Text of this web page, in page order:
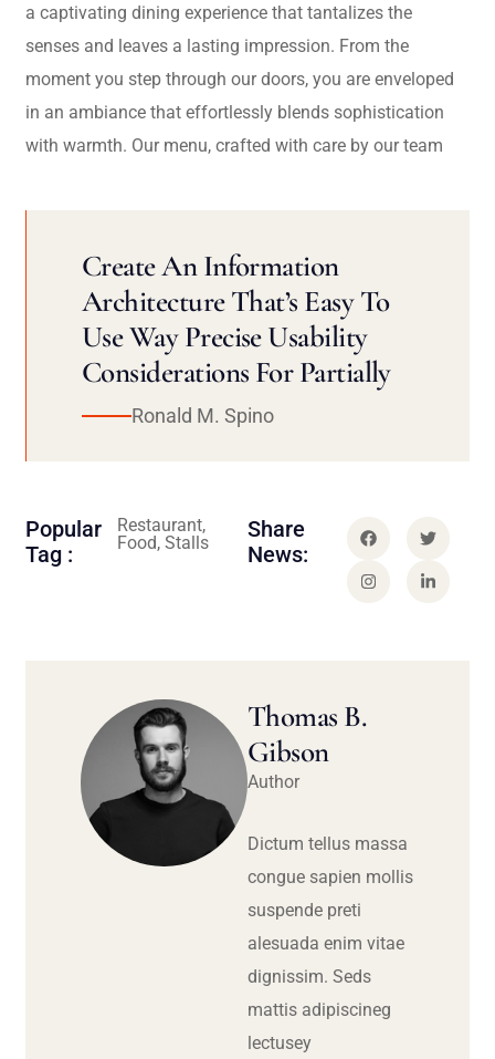
a captivating dining experience that tantalizes the
senses and leaves a lasting impression. From the
moment you step through our doors, you are enveloped
in an ambiance that effortlessly blends sophistication
with warmth. Our menu, crafted with care by our team
Create An Information
Architecture That’s Easy To
Use Way Precise Usability
Considerations For Partially
Ronald M. Spino
Popular
Tag :
Restaurant,
Food, Stalls
Share
News:
Thomas B.
Gibson
Author
Dictum tellus massa
congue sapien mollis
suspende preti
alesuada enim vitae
dignissim. Seds
mattis adipiscineg
lectusey